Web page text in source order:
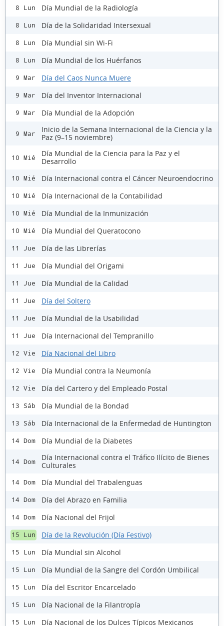
8 Lun Día Mundial de la Radiología
8 Lun Día de la Solidaridad Intersexual
8 Lun Día Mundial sin Wi-Fi
8 Lun Día Mundial de los Huérfanos
9 Mar Día del Caos Nunca Muere
9 Mar Día del Inventor Internacional
9 Mar Día Mundial de la Adopción
9 Mar
Inicio de la Semana Internacional de la Ciencia y la
Paz (9–15 noviembre)
10 Mié
Día Mundial de la Ciencia para la Paz y el
Desarrollo
10 Mié Día Internacional contra el Cáncer Neuroendocrino
10 Mié Día Internacional de la Contabilidad
10 Mié Día Mundial de la Inmunización
10 Mié Día Mundial del Queratocono
11 Jue Día de las Librerías
11 Jue Día Mundial del Origami
11 Jue Día Mundial de la Calidad
11 Jue Día del Soltero
11 Jue Día Mundial de la Usabilidad
11 Jue Día Internacional del Tempranillo
12 Vie Día Nacional del Libro
12 Vie Día Mundial contra la Neumonía
12 Vie Día del Cartero y del Empleado Postal
13 Sáb Día Mundial de la Bondad
13 Sáb Día Internacional de la Enfermedad de Huntington
14 Dom Día Mundial de la Diabetes
14 Dom
Día Internacional contra el Tráfico Ilícito de Bienes
Culturales
14 Dom Día Mundial del Trabalenguas
14 Dom Día del Abrazo en Familia
14 Dom Día Nacional del Frijol
15 Lun Día de la Revolución (Día Festivo)
15 Lun Día Mundial sin Alcohol
15 Lun Día Mundial de la Sangre del Cordón Umbilical
15 Lun Día del Escritor Encarcelado
15 Lun Día Nacional de la Filantropía
15 Lun Día Nacional de los Dulces Típicos Mexicanos